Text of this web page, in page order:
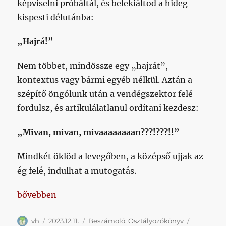
képviselni próbáltál, és belekiáltod a hideg
kispesti délutánba:
„Hajrá!”
Nem többet, mindössze egy „hajrát”,
kontextus vagy bármi egyéb nélkül. Aztán a
szépítő öngólunk után a vendégszektor felé
fordulsz, és artikulálatlanul ordítani kezdesz:
„Mivan, mivan, mivaaaaaaaan???!???!!”
Mindkét öklöd a levegőben, a középső ujjak az
ég felé, indulhat a mutogatás.
„Az ilyen meccsekért érte meg kiesni”
bővebben
Szerző
vh Közzétéve
2023.12.11. Kategória
Beszámoló,Osztályozókönyv